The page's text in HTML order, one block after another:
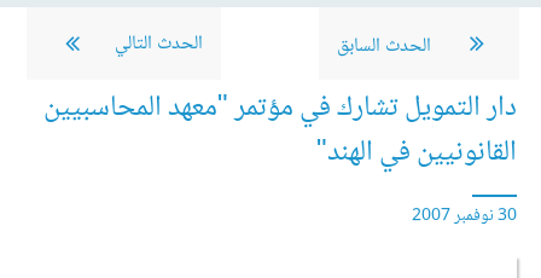
الحدث السابق الحدث التالي
دار التمويل تشارك في مؤتمر "معهد المحاسبيين
القانونيين في الهند"
30 نوفمبر 2007